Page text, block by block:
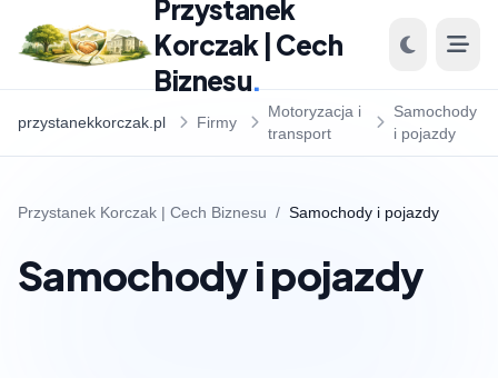
Przystanek
Korczak | Cech
Biznesu.
przystanekkorczak.pl Firmy
Motoryzacja i
transport
Samochody
i pojazdy
Przystanek Korczak | Cech Biznesu / Samochody i pojazdy
Samochody i pojazdy